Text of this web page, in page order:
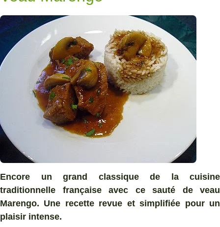
Encore un grand classique de la cuisine
traditionnelle française avec ce sauté de veau
Marengo. Une recette revue et simplifiée pour un
plaisir intense.